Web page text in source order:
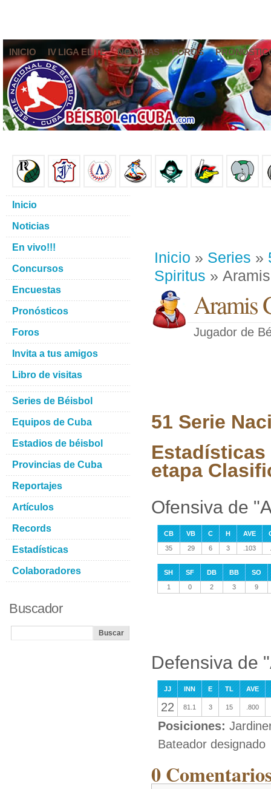
INICIO IV LIGA ELITE NOTICIAS FOROS
Inicio » Series »
Spiritus »
Aramis
Jugador de
51 Serie
Estadísticas
etapa
Ofensiva de
CB VB C H AVE
35
29 6 3 .103
SH SF DB BB
SO
1
0 2 3 9
Defensiva de
JJ INN E TL AVE
22 81.1 3 15 .800
Posiciones:
Bateador designado
0
Inicio
Noticias
En vivo!!!
Concursos
Encuestas
Pronósticos
Foros
Invita a tus amigos
Libro de visitas
Series de Béisbol
Equipos de Cuba
Estadios de béisbol
Provincias de Cuba
Reportajes
Artículos
Records
Estadísticas
Colaboradores
Buscador